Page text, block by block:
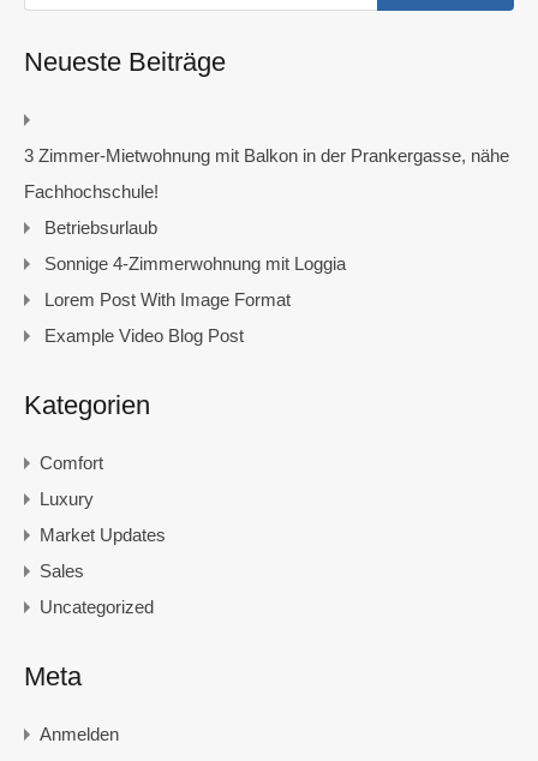
Neueste Beiträge
3 Zimmer-Mietwohnung mit Balkon in der Prankergasse, nähe
Fachhochschule!
Betriebsurlaub
Sonnige 4-Zimmerwohnung mit Loggia
Lorem Post With Image Format
Example Video Blog Post
Kategorien
Comfort
Luxury
Market Updates
Sales
Uncategorized
Meta
Anmelden